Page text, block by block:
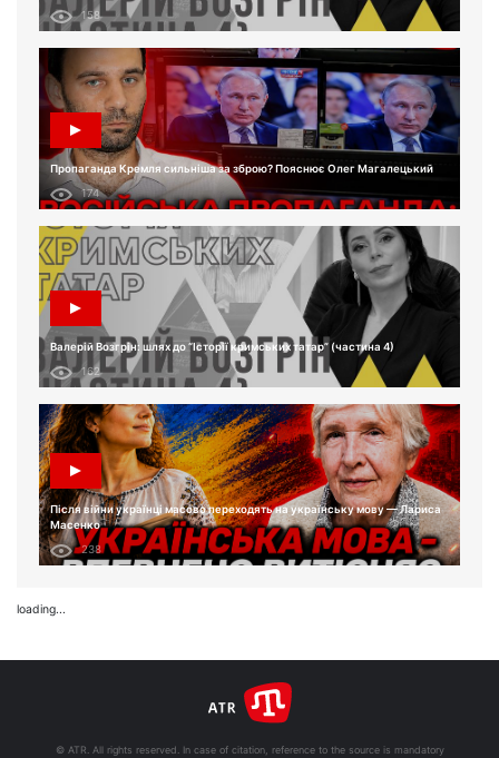
158
Пропаганда Кремля сильніша за зброю? Пояснює Олег Магалецький
174
Валерій Возгрін: шлях до “Історії кримських татар” (частина 4)
162
Після війни українці масово переходять на українську мову — Лариса
Масенко
238
loading...
© ATR. All rights reserved. In case of citation, reference to the source is mandatory